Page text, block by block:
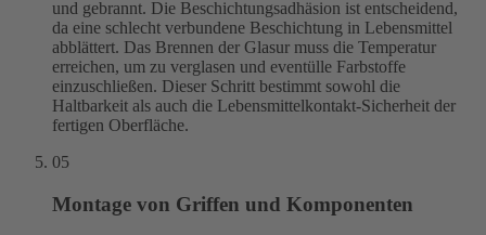
und gebrannt. Die Beschichtungsadhäsion ist entscheidend,
da eine schlecht verbundene Beschichtung in Lebensmittel
abblättert. Das Brennen der Glasur muss die Temperatur
erreichen, um zu verglasen und eventülle Farbstoffe
einzuschließen. Dieser Schritt bestimmt sowohl die
Haltbarkeit als auch die Lebensmittelkontakt-Sicherheit der
fertigen Oberfläche.
05
Montage von Griffen und Komponenten